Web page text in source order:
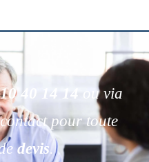
40 14 14
ou via
pour toute
devis.